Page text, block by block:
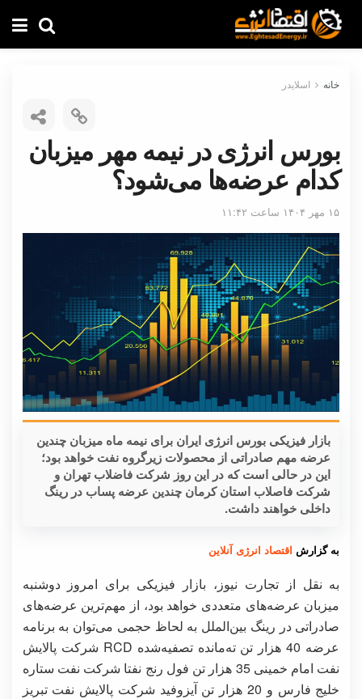
خانه اسلایدر
بورس انرژی در نیمه مهر میزبان
کدام عرضه‌ها می‌شود؟
۱۵ مهر ۱۴۰۴ ساعت ۱۱:۴۲
بازار فیزیکی بورس انرژی ایران برای نیمه ماه میزبان چندین
عرضه مهم صادراتی از محصولات زیرگروه نفت خواهد بود؛
این در حالی است که در این روز شرکت فاضلاب تهران و
شرکت فاصلاب استان کرمان چندین عرضه پساب در رینگ
داخلی خواهند داشت.
به گزارش اقتصاد انرژی آنلاین
به نقل از تجارت نیوز، بازار فیزیکی برای امروز دوشنبه
میزبان عرضه‌های متعددی خواهد بود، از مهم‌ترین عرضه‌های
صادراتی در رینگ بین‌الملل به لحاظ حجمی می‌توان به برنامه
عرضه 40 هزار تن ته‌مانده تصفیه‌شده RCD شرکت پالایش
نفت امام خمینی 35 هزار تن فول رنج نفتا شرکت نفت ستاره
خلیج فارس و 20 هزار تن آیزوفید شرکت پالایش نفت تبریز